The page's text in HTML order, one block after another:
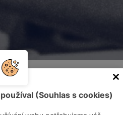
(Souhlas s cookies)